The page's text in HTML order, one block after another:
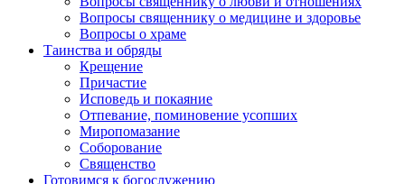
Вопросы священнику о медицине и здоровье
Вопросы о храме
Таинства и обряды
Крещение
Причастие
Исповедь и покаяние
Отпевание, поминовение усопших
Миропомазание
Соборование
Священство
Готовимся к богослужению